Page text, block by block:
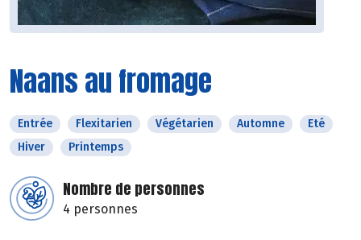
Naans au fromage
Entrée Flexitarien Végétarien Automne
Eté
Hiver
Printemps
Nombre de personnes
4 personnes